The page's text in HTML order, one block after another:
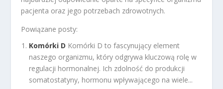
pacjenta oraz jego potrzebach zdrowotnych.
Powiązane posty:
Komórki D Komórki D to fascynujący element
naszego organizmu, który odgrywa kluczową rolę w
regulacji hormonalnej. Ich zdolność do produkcji
somatostatyny, hormonu wpływającego na wiele...